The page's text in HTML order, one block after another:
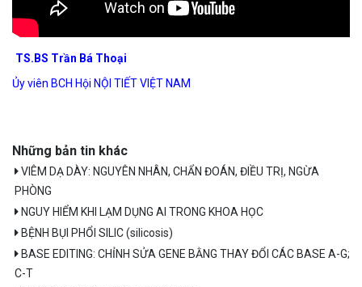
TS.BS Trần Bá Thoại
Ủy viên BCH Hội NỘI TIẾT VIỆT NAM
Những bản tin khác
VIÊM DẠ DÀY: NGUYÊN NHÂN, CHẨN ĐOÁN, ĐIỀU TRỊ, NGỪA
PHÒNG
NGUY HIỂM KHI LẠM DỤNG AI TRONG KHOA HỌC
BỆNH BỤI PHỔI SILIC (silicosis)
BASE EDITING: CHỈNH SỬA GENE BẰNG THAY ĐỔI CÁC BASE A-G;
C-T